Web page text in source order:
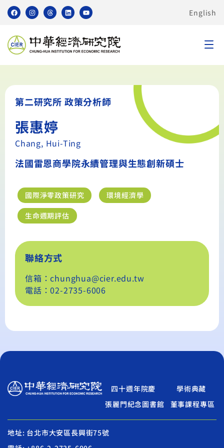
English
第二研究所 政策分析師
張惠婷
Chang, Hui-Ting
法國雷恩商學院永續管理與生態創新碩士
國際淨零政策研究 環境經濟學
生命週期評估
聯絡方式
信箱：chunghua@cier.edu.tw
電話：02-2735-6006
四十週年院慶
學術典藏
張麗門紀念圖書館
董事課程專區
地址: 台北市大安區長興街75號